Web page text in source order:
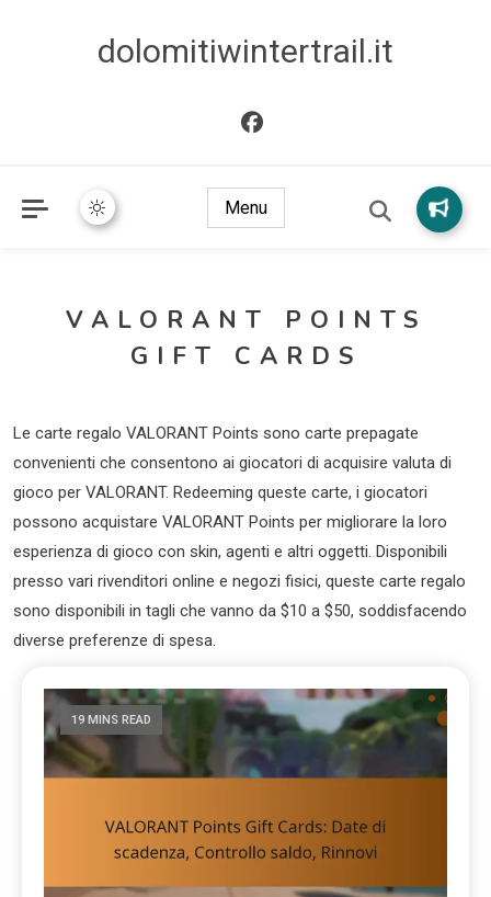
dolomitiwintertrail.it
Menu
VALORANT POINTS
GIFT CARDS
Le carte regalo VALORANT Points sono carte prepagate
convenienti che consentono ai giocatori di acquisire valuta di
gioco per VALORANT. Redeeming queste carte, i giocatori
possono acquistare VALORANT Points per migliorare la loro
esperienza di gioco con skin, agenti e altri oggetti. Disponibili
presso vari rivenditori online e negozi fisici, queste carte regalo
sono disponibili in tagli che vanno da $10 a $50, soddisfacendo
diverse preferenze di spesa.
19 MINS READ